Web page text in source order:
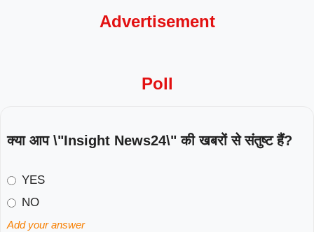
Advertisement
Poll
क्या आप \"Insight News24\" की खबरों से संतुष्ट हैं?
YES
NO
Add your answer